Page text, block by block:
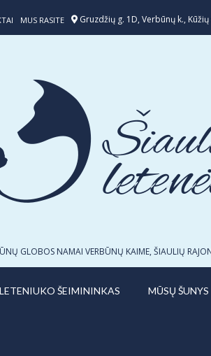
MUS RASITE Gruzdžių g. 1D, Verbūnų k.,
GLOBOS NAMAI VERBŪNŲ KAIME, ŠIAULIŲ
ŠEIMININKAS MŪSŲ ŠUNYS